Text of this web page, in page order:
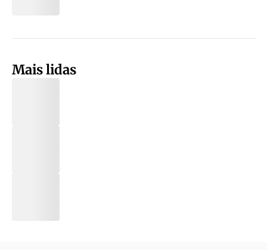
Mais lidas